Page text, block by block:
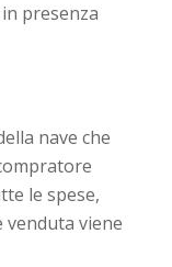
presenza
nave che
le spese,
venduta viene